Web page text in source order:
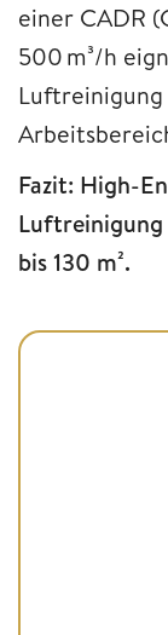
einer CADR
500 m³/h
Fazit: High-
Luftreinigung
bis 130 m².